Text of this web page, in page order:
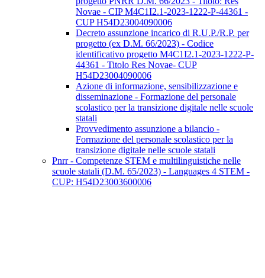
Novae - CIP M4C1I2.1-2023-1222-P-44361 -
CUP H54D23004090006
Decreto assunzione incarico di R.U.P./R.P. per
progetto (ex D.M. 66/2023) - Codice
identificativo progetto M4C1I2.1-2023-1222-P-
44361 - Titolo Res Novae- CUP
H54D23004090006
Azione di informazione, sensibilizzazione e
disseminazione - Formazione del personale
scolastico per la transizione digitale nelle scuole
statali
Provvedimento assunzione a bilancio -
Formazione del personale scolastico per la
transizione digitale nelle scuole statali
Pnrr - Competenze STEM e multilinguistiche nelle
scuole statali (D.M. 65/2023) - Languages 4 STEM -
CUP: H54D23003600006